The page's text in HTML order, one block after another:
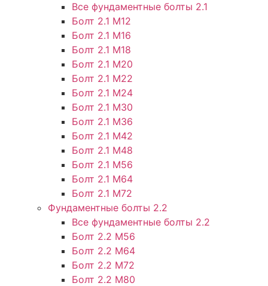
Все фундаментные болты 2.1
Болт 2.1 М12
Болт 2.1 М16
Болт 2.1 М18
Болт 2.1 М20
Болт 2.1 М22
Болт 2.1 М24
Болт 2.1 М30
Болт 2.1 М36
Болт 2.1 М42
Болт 2.1 М48
Болт 2.1 М56
Болт 2.1 М64
Болт 2.1 М72
Фундаментные болты 2.2
Все фундаментные болты 2.2
Болт 2.2 М56
Болт 2.2 М64
Болт 2.2 М72
Болт 2.2 М80